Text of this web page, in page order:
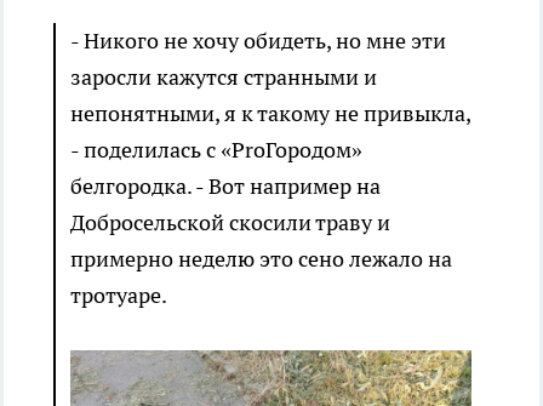
- Никого не хочу обидеть, но мне эти
заросли кажутся странными и
непонятными, я к такому не привыкла,
- поделилась с «ProГородом»
белгородка. - Вот например на
Добросельской скосили траву и
примерно неделю это сено лежало на
тротуаре.